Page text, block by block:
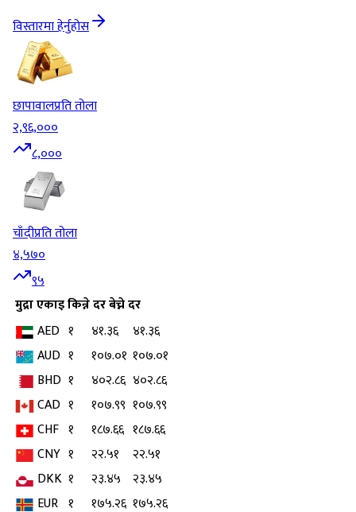
विस्तारमा हेर्नुहोस
छापावालप्रति तोला
२,९६,०००
८,०००
चाँदीप्रति तोला
४,५७०
९५
मुद्राएकाइकिन्ने दरबेच्ने दर
AED १ ४१.३६
४१.३६
AUD १ १०७.०१ १०७.०१
BHD १ ४०२.८६ ४०२.८६
CAD १ १०७.९९ १०७.९९
CHF १ १८७.६६ १८७.६६
CNY १ २२.५१
२२.५१
DKK १ २३.४५
२३.४५
EUR १ १७५.२६ १७५.२६